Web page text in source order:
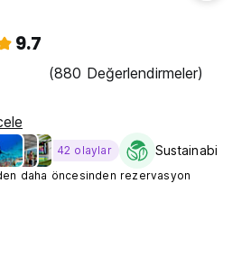
9.7
(880 Değerlendirmeler)
42 olaylar
daha öncesinden rezervasyon